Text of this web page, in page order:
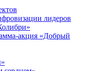
лидеров
акция «Добрый